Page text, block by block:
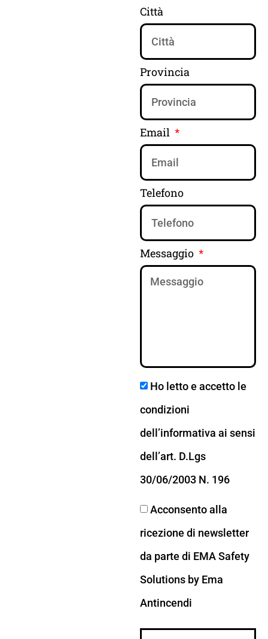
Città
Provincia
Email
Telefono
Messaggio
Ho letto e accetto le
condizioni
dell’informativa ai sensi
dell’art. D.Lgs
30/06/2003 N. 196
Acconsento alla
ricezione di newsletter
da parte di EMA Safety
Solutions by Ema
Antincendi